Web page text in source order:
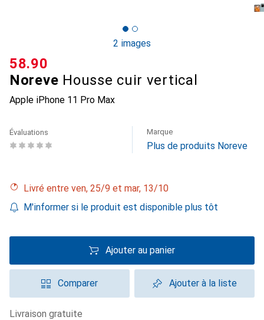
2 images
Noreve Housse cuir vertical
Apple iPhone 11 Pro Max
CHF
58.90
Évaluations Marque
Plus de produits Noreve
Livré entre ven, 25/9 et mar, 13/10
M'informer si le produit est disponible plus tôt
Ajouter au panier
Comparer Ajouter à la liste
livraison gratuite